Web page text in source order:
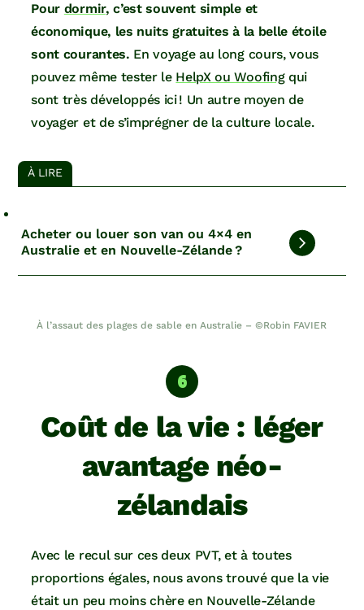
Pour dormir, c’est souvent simple et
économique, les nuits gratuites à la belle étoile
sont courantes. En voyage au long cours, vous
pouvez même tester le HelpX ou Woofingqui
sont très développés ici ! Un autre moyen de
voyager et de s’imprégner de la culture locale.
À LIRE
Acheter ou louer son van ou 4×4 en
Australie et en Nouvelle-Zélande ?
À l’assaut des plages de sable en Australie – ©Robin FAVIER
Coût de la vie : léger
avantage néo-
zélandais
Avec le recul sur ces deux PVT, et à toutes
proportions égales, nous avons trouvé que la vie
était un peu moins chère en Nouvelle-Zélande